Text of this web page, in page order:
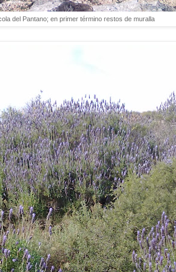
del Pantano; en primer término restos de muralla